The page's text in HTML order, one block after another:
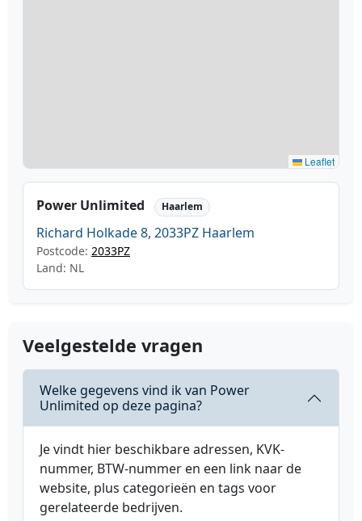
Leaflet
Power Unlimited Haarlem
Richard Holkade 8, 2033PZ Haarlem
Postcode: 2033PZ
Land: NL
Veelgestelde vragen
Welke gegevens vind ik van Power
Unlimited op deze pagina?
Je vindt hier beschikbare adressen, KVK-
nummer, BTW-nummer en een link naar de
website, plus categorieën en tags voor
gerelateerde bedrijven.